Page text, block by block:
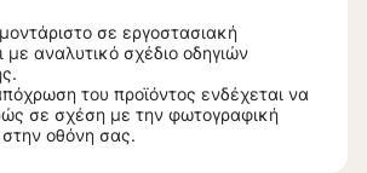
σε εργοστασιακή
αναλυτικό σχέδιο οδηγιών
του προϊόντος ενδέχεται να
σε σχέση με την φωτογραφική
οθόνη σας.